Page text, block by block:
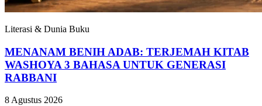
Literasi & Dunia Buku
MENANAM BENIH ADAB: TERJEMAH KITAB
WASHOYA 3 BAHASA UNTUK GENERASI
RABBANI
8 Agustus 2026